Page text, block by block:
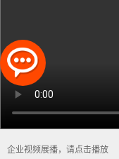
企业视频展播，请点击播放